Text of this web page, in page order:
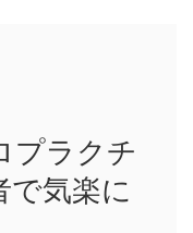
プラクチ
で気楽に